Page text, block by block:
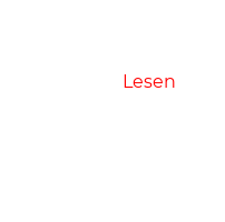
Navigation
Lesen